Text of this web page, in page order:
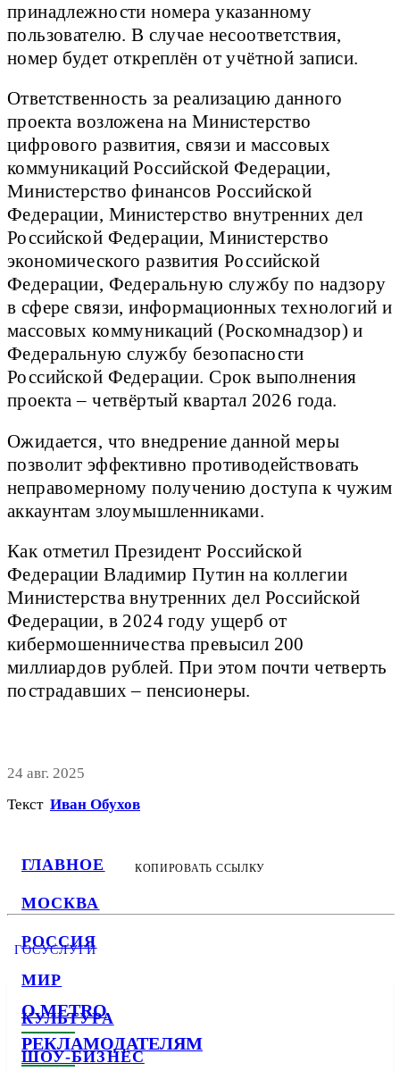
ГЛАВНОЕ
МОСКВА
РОССИЯ
МИР
КУЛЬТУРА
ШОУ-БИЗНЕС
принадлежности номера указанному
пользователю. В случае несоответствия,
номер будет откреплён от учётной записи.
Ответственность за реализацию данного
проекта возложена на Министерство
цифрового развития, связи и массовых
коммуникаций Российской Федерации,
Министерство финансов Российской
Федерации, Министерство внутренних дел
Российской Федерации, Министерство
экономического развития Российской
Федерации, Федеральную службу по надзору
в сфере связи, информационных технологий и
массовых коммуникаций (Роскомнадзор) и
Федеральную службу безопасности
Российской Федерации. Срок выполнения
проекта – четвёртый квартал 2026 года.
Ожидается, что внедрение данной меры
позволит эффективно противодействовать
неправомерному получению доступа к чужим
аккаунтам злоумышленниками.
Как отметил Президент Российской
Федерации Владимир Путин на коллегии
Министерства внутренних дел Российской
Федерации, в 2024 году ущерб от
кибермошенничества превысил 200
миллиардов рублей. При этом почти четверть
пострадавших – пенсионеры.
24 авг. 2025
Текст Иван Обухов
КОПИРОВАТЬ ССЫЛКУ
ГОСУСЛУГИ
О METRO
РЕКЛАМОДАТЕЛЯМ